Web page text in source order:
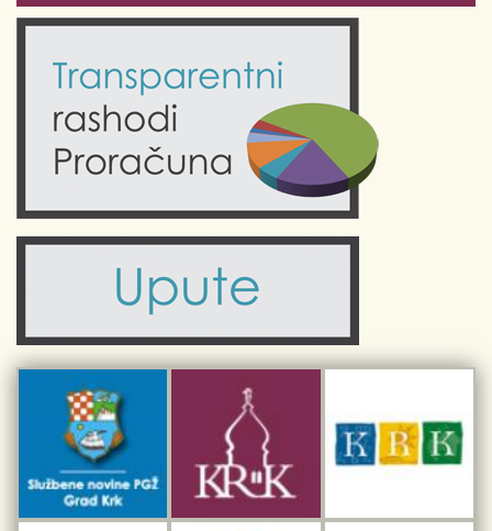
Odluke Grada Krka (Službene novine PGŽ)
Obrazovanje
Komunalne usluge
Civilni sektor (arhiva udruga)
Sport i rekreacija
Krk 360° VR panorama
Krk uživo
Fotogalerije
Kalendar događanja
Turistička zajednica otoka Krka
Kulturno-turistička ruta Putovima Frankopana
Dar iz Krka
Interpretacijski centar pomorske baštine